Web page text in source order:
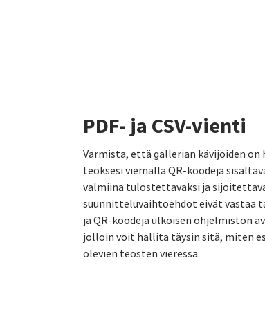
PDF- ja CSV-vienti
Varmista, että gallerian kävijöiden
teoksesi viemällä QR-koodeja
valmiina tulostettavaksi ja
suunnitteluvaihtoehdot eivät vastaa
ja QR-koodeja ulkoisen ohjelmiston
jolloin voit hallita täysin sitä, miten
olevien teosten vieressä.